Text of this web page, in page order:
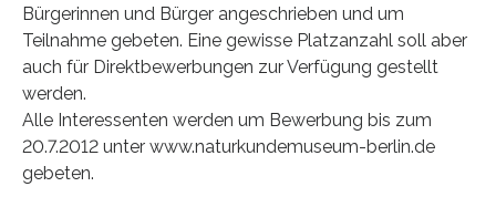
Bürgerinnen und Bürger angeschrieben und um
Teilnahme gebeten. Eine gewisse Platzanzahl soll aber
auch für Direktbewerbungen zur Verfügung gestellt
werden.
Alle Interessenten werden um Bewerbung bis zum
20.7.2012 unter www.naturkundemuseum-berlin.de
gebeten.